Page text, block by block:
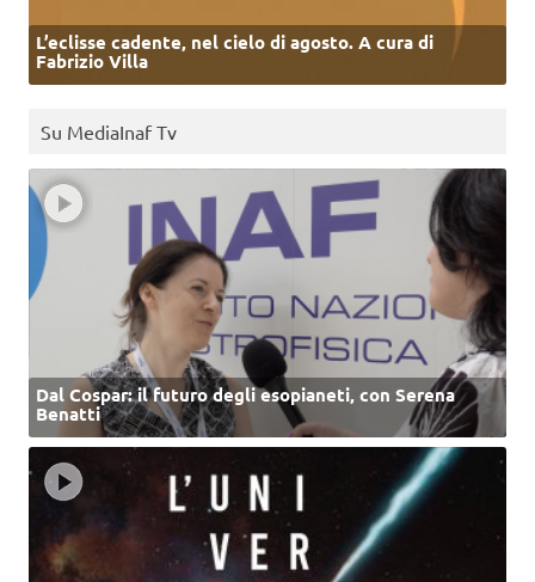
L’eclisse cadente, nel cielo di agosto. A cura di
Fabrizio Villa
Su MediaInaf Tv
Dal Cospar: il futuro degli esopianeti, con Serena
Benatti